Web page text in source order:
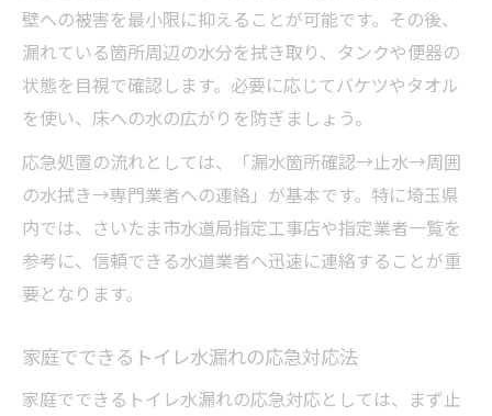
壁への被害を最小限に抑えることが可能です。その後、
漏れている箇所周辺の水分を拭き取り、タンクや便器の
状態を目視で確認します。必要に応じてバケツやタオル
を使い、床への水の広がりを防ぎましょう。
応急処置の流れとしては、「漏水箇所確認→止水→周囲
の水拭き→専門業者への連絡」が基本です。特に埼玉県
内では、さいたま市水道局指定工事店や指定業者一覧を
参考に、信頼できる水道業者へ迅速に連絡することが重
要となります。
家庭でできるトイレ水漏れの応急対応法
家庭でできるトイレ水漏れの応急対応としては、まず止